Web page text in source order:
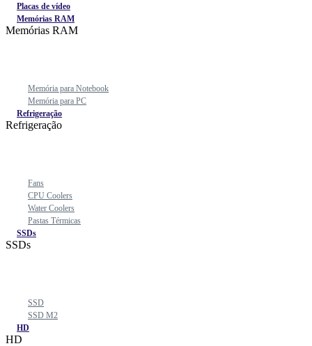
Placas de vídeo
Memórias RAM
Memórias RAM
Memória para Notebook
Memória para PC
Refrigeração
Refrigeração
Fans
CPU Coolers
Water Coolers
Pastas Térmicas
SSDs
SSDs
SSD
SSD M2
HD
HD